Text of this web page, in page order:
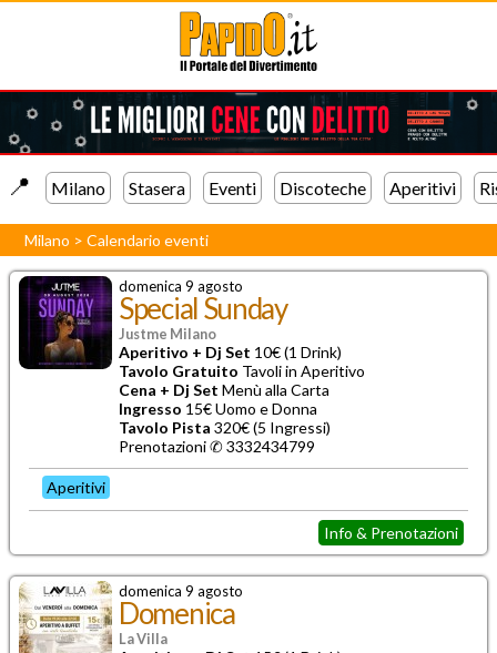
📍️ Milano Stasera Eventi Discoteche Aperitivi
Milano >Calendario eventi
domenica 9 agosto
Special Sunday
Justme Milano
Aperitivo + Dj Set 10€ (1 Drink)
Tavolo Gratuito Tavoli in Aperitivo
Cena + Dj Set Menù alla Carta
Ingresso 15€ Uomo e Donna
Tavolo Pista 320€ (5 Ingressi)
Prenotazioni ✆ 3332434799
Aperitivi
Info & Prenotazioni
domenica 9 agosto
Domenica
La Villa